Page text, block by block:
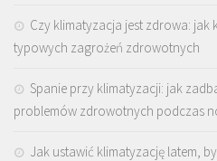
Czy klimatyzacja jest zdrowa: jak
typowych zagrożeń zdrowotnych
Spanie przy klimatyzacji: jak
problemów zdrowotnych podczas
Jak ustawić klimatyzację latem,